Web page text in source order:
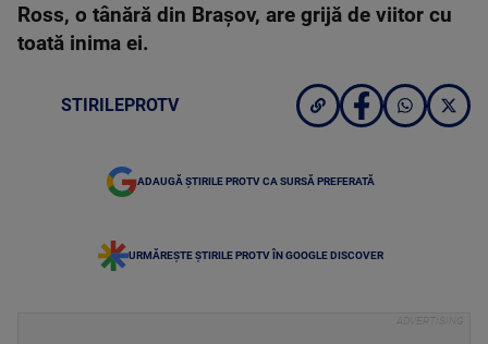
Ross, o tânără din Brașov, are grijă de viitor cu
toată inima ei.
STIRILEPROTV
ADAUGĂ ȘTIRILE PROTV CA SURSĂ PREFERATĂ
URMĂREȘTE ȘTIRILE PROTV ÎN GOOGLE DISCOVER